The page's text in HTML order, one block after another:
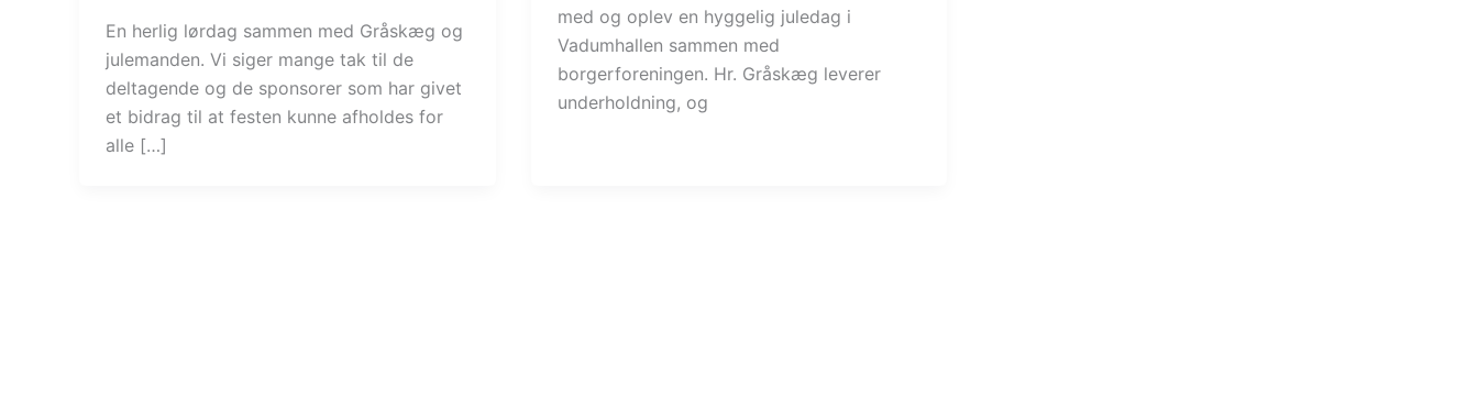
En herlig lørdag sammen med Gråskæg og
julemanden. Vi siger mange tak til de
deltagende og de sponsorer som har givet
et bidrag til at festen kunne afholdes for
alle […]
med og oplev en hyggelig juledag i
Vadumhallen sammen med
borgerforeningen. Hr. Gråskæg leverer
underholdning, og